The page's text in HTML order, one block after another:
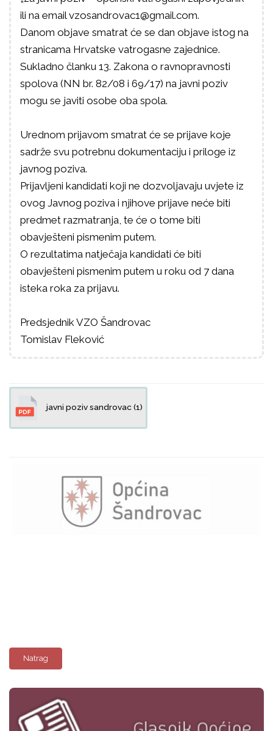
ili na email vzosandrovac1@gmail.com.
Danom objave smatrat će se dan objave istog na
stranicama Hrvatske vatrogasne zajednice.
Sukladno članku 13. Zakona o ravnopravnosti
spolova (NN br. 82/08 i 69/17) na javni poziv
mogu se javiti osobe oba spola.
Urednom prijavom smatrat će se prijave koje
sadrže svu potrebnu dokumentaciju i priloge iz
javnog poziva.
Prijavljeni kandidati koji ne dozvoljavaju uvjete iz
ovog Javnog poziva i njihove prijave neće biti
predmet razmatranja, te će o tome biti
obavješteni pismenim putem.
O rezultatima natječaja kandidati će biti
obavješteni pismenim putem u roku od 7 dana
isteka roka za prijavu.
Predsjednik VZO Šandrovac
Tomislav Fleković
javni poziv sandrovac (1)
Natrag